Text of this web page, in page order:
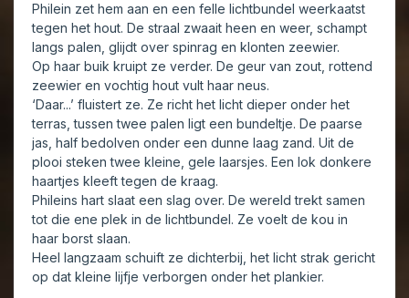
Philein zet hem aan en een felle lichtbundel weerkaatst
tegen het hout. De straal zwaait heen en weer, schampt
langs palen, glijdt over spinrag en klonten zeewier.
Op haar buik kruipt ze verder. De geur van zout, rottend
zeewier en vochtig hout vult haar neus.
‘Daar...’ fluistert ze. Ze richt het licht dieper onder het
terras, tussen twee palen ligt een bundeltje. De paarse
jas, half bedolven onder een dunne laag zand. Uit de
plooi steken twee kleine, gele laarsjes. Een lok donkere
haartjes kleeft tegen de kraag.
Phileins hart slaat een slag over. De wereld trekt samen
tot die ene plek in de lichtbundel. Ze voelt de kou in
haar borst slaan.
Heel langzaam schuift ze dichterbij, het licht strak gericht
op dat kleine lijfje verborgen onder het plankier.